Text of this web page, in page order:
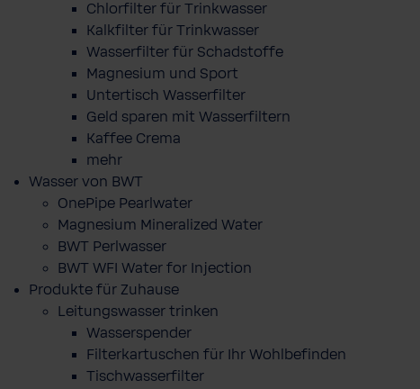
Chlorfilter für Trinkwasser
Kalkfilter für Trinkwasser
Wasserfilter für Schadstoffe
Magnesium und Sport
Untertisch Wasserfilter
Geld sparen mit Wasserfiltern
Kaffee Crema
mehr
Wasser von BWT
OnePipe Pearlwater
Magnesium Mineralized Water
BWT Perlwasser
BWT WFI Water for Injection
Produkte für Zuhause
Leitungswasser trinken
Wasserspender
Filterkartuschen für Ihr Wohlbefinden
Tischwasserfilter